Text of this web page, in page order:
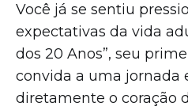
Você já se sentiu
expectativas da vida
dos 20 Anos”, seu
convida a uma jornada
diretamente o coração